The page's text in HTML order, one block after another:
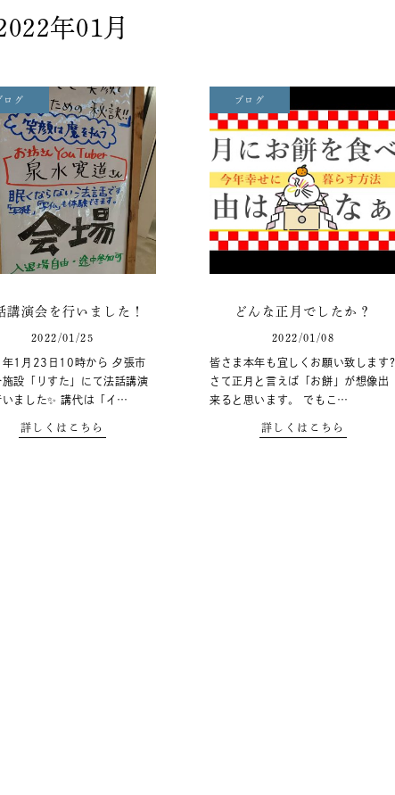
年01月
ログ
講演会を行いました！
2022/01/25
年1月23日10時から 夕張市
施設「りすた」にて法話講演
いました✨ 講代は「イ…
詳しくはこちら
ブログ
どんな正月でしたか？
2022/01/08
皆さま本年も宜しくお願い致します?
さて正月と言えば「お餅」が想像出
来ると思います。 でもこ…
詳しくはこちら